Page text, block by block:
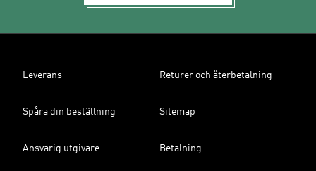
Leverans Returer och återbetalning
Spåra din beställning Sitemap
Ansvarig utgivare Betalning